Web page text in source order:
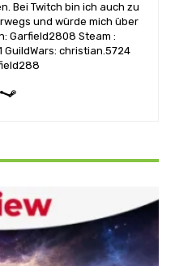
Bei Twitch bin ich auch zu
und würde mich über
Garfield2808 Steam :
christian.5724